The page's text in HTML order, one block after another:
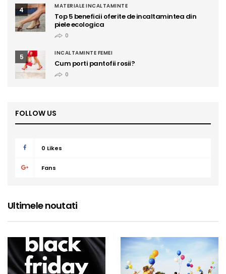
4 MATERIALE INCALTAMINTE
Top 5 beneficii oferite de incaltamintea din
piele ecologica
0
5 INCALTAMINTE FEMEI
Cum porti pantofii rosii?
0
FOLLOW US
0 Likes
Fans
Ultimele noutati